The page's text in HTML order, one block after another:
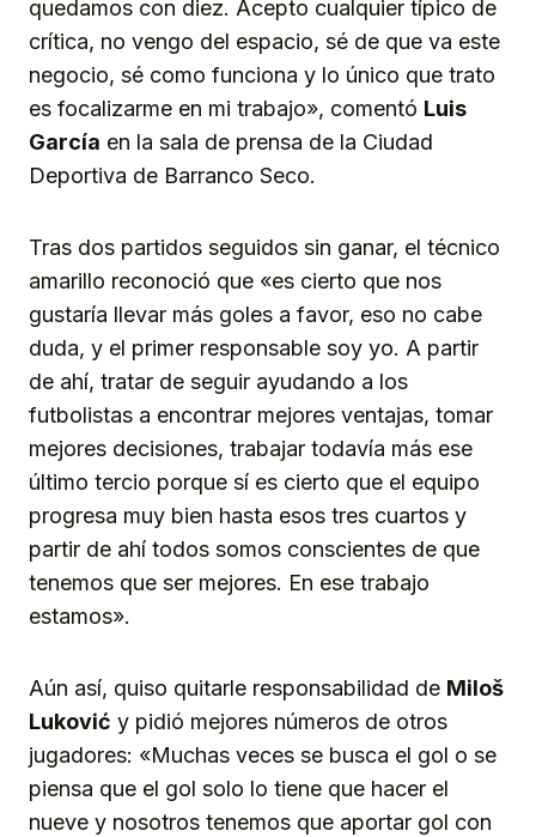
quedamos con diez. Acepto cualquier típico de
crítica, no vengo del espacio, sé de que va este
negocio, sé como funciona y lo único que trato
es focalizarme en mi trabajo», comentó Luis
García en la sala de prensa de la Ciudad
Deportiva de Barranco Seco.
Tras dos partidos seguidos sin ganar, el técnico
amarillo reconoció que «es cierto que nos
gustaría llevar más goles a favor, eso no cabe
duda, y el primer responsable soy yo. A partir
de ahí, tratar de seguir ayudando a los
futbolistas a encontrar mejores ventajas, tomar
mejores decisiones, trabajar todavía más ese
último tercio porque sí es cierto que el equipo
progresa muy bien hasta esos tres cuartos y
partir de ahí todos somos conscientes de que
tenemos que ser mejores. En ese trabajo
estamos».
Aún así, quiso quitarle responsabilidad de Miloš
Luković y pidió mejores números de otros
jugadores: «Muchas veces se busca el gol o se
piensa que el gol solo lo tiene que hacer el
nueve y nosotros tenemos que aportar gol con